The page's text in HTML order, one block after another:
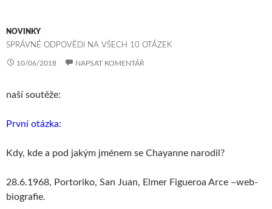
NOVINKY
SPRÁVNÉ ODPOVĚDI NA VŠECH 10 OTÁZEK
10/06/2018 NAPSAT KOMENTÁŘ
naší soutěže:
První otázka:
Kdy, kde a pod jakým jménem se Chayanne narodil?
28.6.1968, Portoriko, San Juan, Elmer Figueroa Arce –web-
biografie.